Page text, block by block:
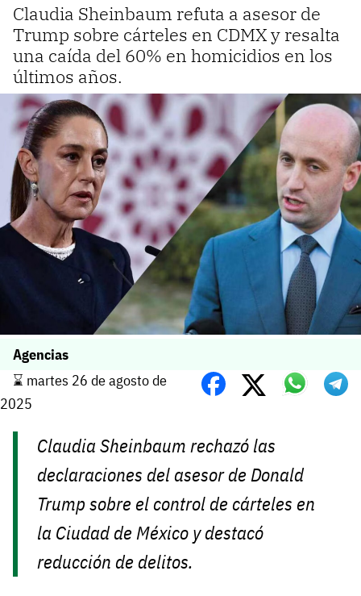
Claudia Sheinbaum refuta a asesor de
Trump sobre cárteles en CDMX y resalta
una caída del 60% en homicidios en los
últimos años.
Agencias
⌛️ martes 26 de agosto de
2025
Claudia Sheinbaum rechazó las
declaraciones del asesor de Donald
Trump sobre el control de cárteles en
la Ciudad de México y destacó
reducción de delitos.